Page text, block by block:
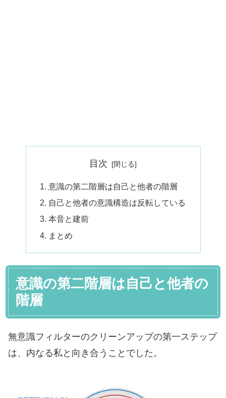
目次
意識の第二階層は自己と他者の階層
自己と他者の意識構造は反転している
本音と建前
まとめ
意識の第二階層は自己と他者の
階層
無意識フィルターのクリーンアップの第一ステップ
は、内なる私と向き合うことでした。